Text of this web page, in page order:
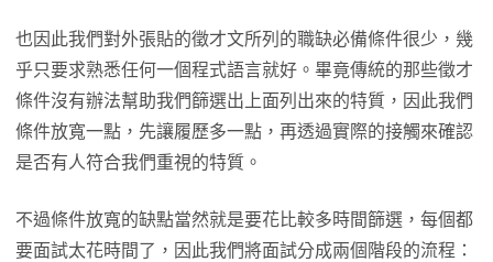
也因此我們對外張貼的徵才文所列的職缺必備條件很少，幾
乎只要求熟悉任何一個程式語言就好。畢竟傳統的那些徵才
條件沒有辦法幫助我們篩選出上面列出來的特質，因此我們
條件放寬一點，先讓履歷多一點，再透過實際的接觸來確認
是否有人符合我們重視的特質。
不過條件放寬的缺點當然就是要花比較多時間篩選，每個都
要面試太花時間了，因此我們將面試分成兩個階段的流程：